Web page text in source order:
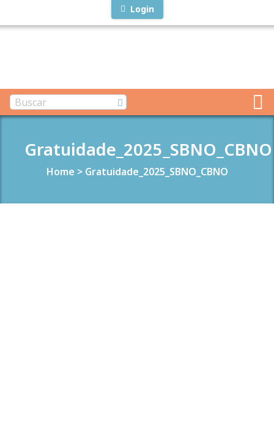
Login
Gratuidade_2025_SBNO_CBNO
Home > Gratuidade_2025_SBNO_CBNO